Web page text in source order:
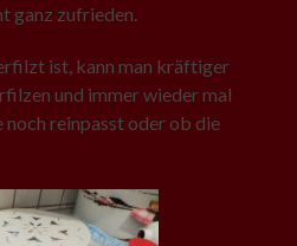
ganz zufrieden.
ist, kann man kräftiger
und immer wieder mal
reinpasst oder ob die